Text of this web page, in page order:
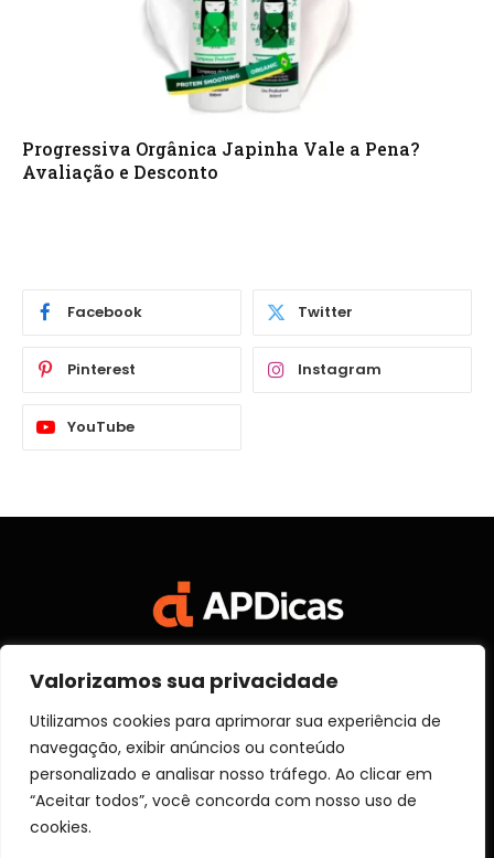
Valorizamos sua privacidade
Utilizamos cookies para aprimorar sua experiência de
navegação, exibir anúncios ou conteúdo
personalizado e analisar nosso tráfego. Ao clicar em
“Aceitar todos”, você concorda com nosso uso de
cookies.
Progressiva Orgânica Japinha Vale a Pena?
Avaliação e Desconto
Facebook Twitter
Pinterest Instagram
YouTube
(Twitter)
SOBRE NÓS
POLITICA DE PRIVACIDADE
TERMOS DE USO